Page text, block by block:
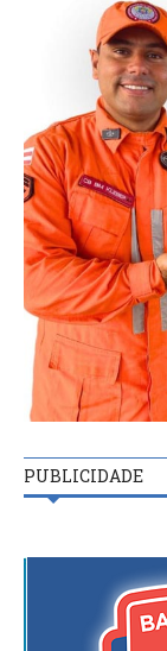
PUBLICIDADE